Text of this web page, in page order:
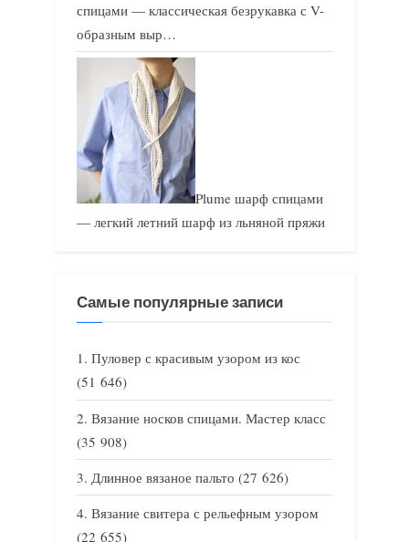
спицами — классическая безрукавка с V-
образным выр…
Plume шарф спицами
— легкий летний шарф из льняной пряжи
Самые популярные записи
Пуловер с красивым узором из кос
(51 646)
Вязание носков спицами. Мастер класс
(35 908)
Длинное вязаное пальто (27 626)
Вязание свитера с рельефным узором
(22 655)